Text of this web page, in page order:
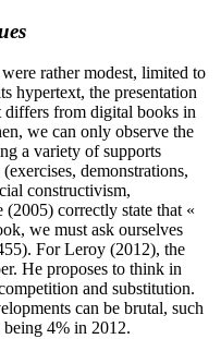
rather modest, limited to
hypertext, the presentation
differs from digital books in
we can only observe the
a variety of supports
demonstrations,
constructivism,
correctly state that «
we must ask ourselves
For Leroy (2012), the
He proposes to think in
and substitution.
can be brutal, such
being 4% in 2012.